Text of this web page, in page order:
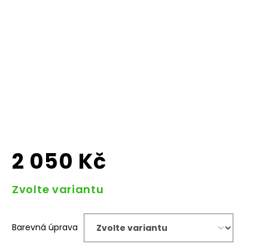
2 050 Kč
Měrná
cena:
Zvolte variantu
Barevná úprava